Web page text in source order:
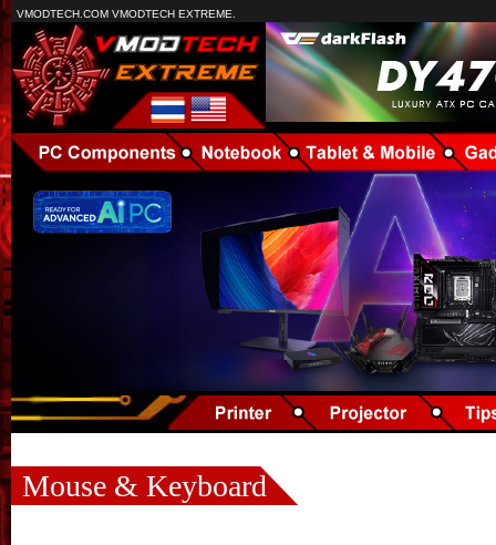
VMODTECH.COM VMODTECH EXTREME.
Mouse & Keyboard